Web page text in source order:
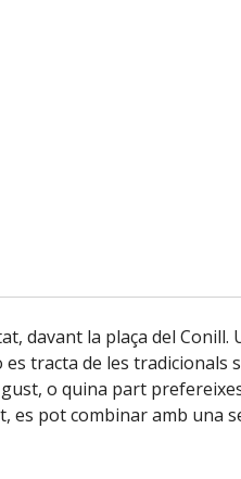
davant la plaça del
tracta de les
o quina part
es pot combinar amb una